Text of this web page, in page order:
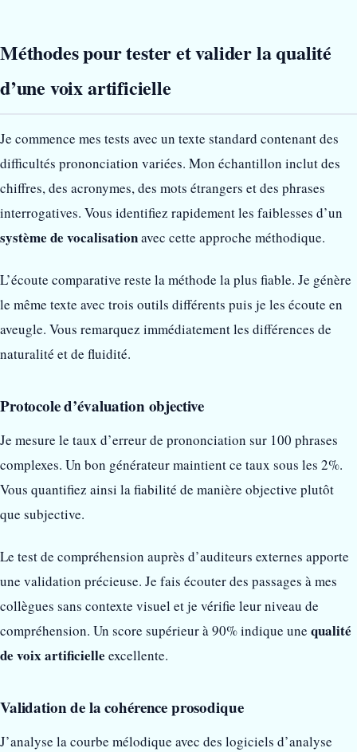
Méthodes pour tester et valider la qualité
d’une voix artificielle
Je commence mes tests avec un texte standard contenant des
difficultés prononciation variées. Mon échantillon inclut des
chiffres, des acronymes, des mots étrangers et des phrases
interrogatives. Vous identifiez rapidement les faiblesses d’un
système de vocalisationavec cette approche méthodique.
L’écoute comparative reste la méthode la plus fiable. Je génère
le même texte avec trois outils différents puis je les écoute en
aveugle. Vous remarquez immédiatement les différences de
naturalité et de fluidité.
Protocole d’évaluation objective
Je mesure le taux d’erreur de prononciation sur 100 phrases
complexes. Un bon générateur maintient ce taux sous les 2%.
Vous quantifiez ainsi la fiabilité de manière objective plutôt
que subjective.
Le test de compréhension auprès d’auditeurs externes apporte
une validation précieuse. Je fais écouter des passages à mes
collègues sans contexte visuel et je vérifie leur niveau de
compréhension. Un score supérieur à 90% indique une qualité
de voix artificielle excellente.
Validation de la cohérence prosodique
J’analyse la courbe mélodique avec des logiciels d’analyse